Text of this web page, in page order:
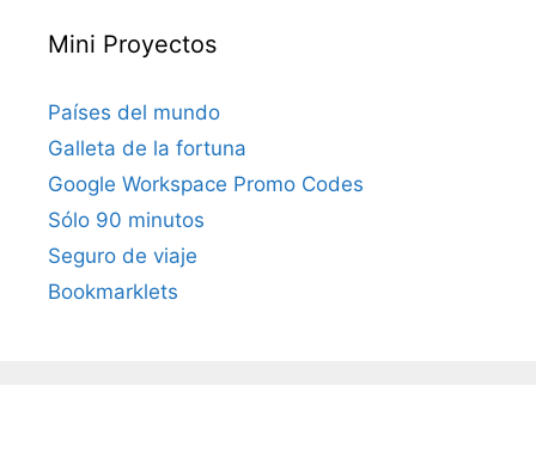
Mini Proyectos
Países del mundo
Galleta de la fortuna
Google Workspace Promo Codes
Sólo 90 minutos
Seguro de viaje
Bookmarklets